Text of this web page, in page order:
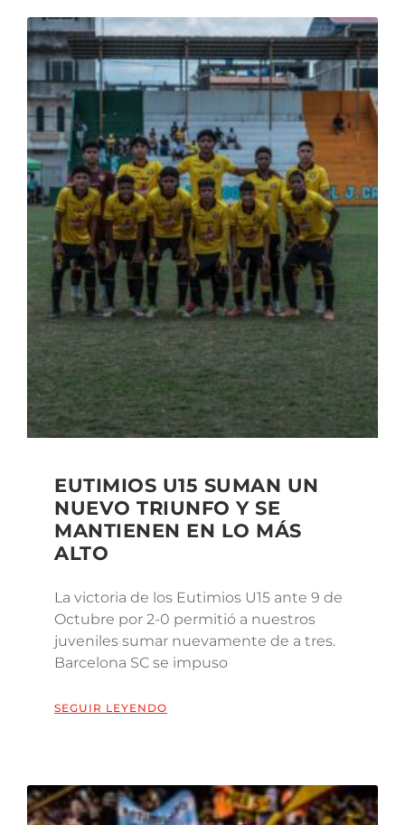
EUTIMIOS U15 SUMAN UN
NUEVO TRIUNFO Y SE
MANTIENEN EN LO MÁS
ALTO
La victoria de los Eutimios U15 ante 9 de
Octubre por 2-0 permitió a nuestros
juveniles sumar nuevamente de a tres.
Barcelona SC se impuso
SEGUIR LEYENDO